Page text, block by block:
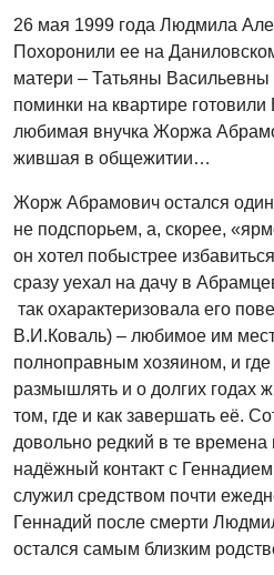
26 мая 1999 года Людмила
Похоронили ее на
матери – Татьяны
поминки на квартире
любимая внучка Жоржа
жившая в общежитии…
Жорж Абрамович остался
не подспорьем, а, скорее,
он хотел побыстрее
сразу уехал на дачу в
так охарактеризовала его
В.И.Коваль) – любимое им
полноправным хозяином, и
размышлять и о долгих годах
том, где и как завершать её.
довольно редкий в те времена
надёжный контакт с
служил средством почти
Геннадий после смерти
остался самым близким